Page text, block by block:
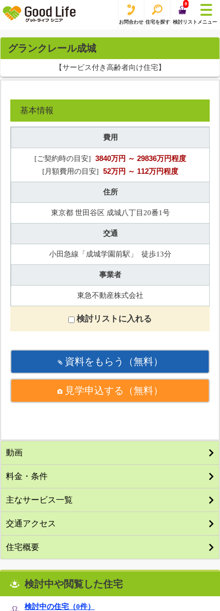
お問合わせ 住宅を探す
0
検討リスト メニュー
グランクレール成城
【サービス付き高齢者向け住宅】
基本情報
費用
[ご契約時の目安] 3840万円 ～ 29836万円程度
[月額費用の目安] 52万円 ～ 112万円程度
住所
東京都 世田谷区 成城八丁目20番1号
交通
小田急線「成城学園前駅」 徒歩13分
事業者
東急不動産株式会社
検討リストに入れる
資料をもらう （無料）
見学申込する （無料）
動画
料金・条件
主なサービス一覧
交通アクセス
住宅概要
検討中や閲覧した住宅
検討中の住宅（0件）